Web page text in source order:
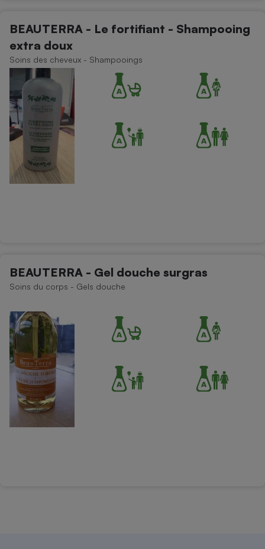
BEAUTERRA - Le fortifiant - Shampooing
extra doux
Soins des cheveux - Shampooings
BEAUTERRA - Gel douche surgras
Soins du corps - Gels douche